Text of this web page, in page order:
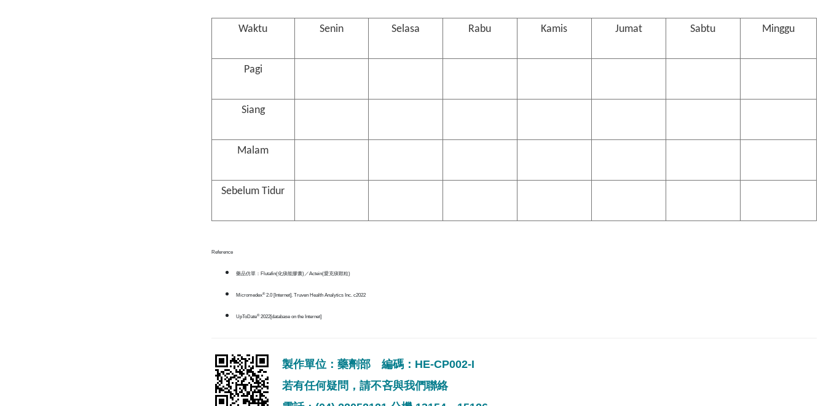
Waktu Senin Selasa Rabu Kamis Jumat Sabtu Minggu
Pagi
Siang
Malam
Sebelum Tidur
Reference
藥品仿單：Flutafin(化痰能膠囊)／Actein(愛克痰顆粒)
Micromedex®2.0 [Internet]. Truven Health Analytics Inc. c2022
UpToDate®2022[database on the Internet]
製作單位：藥劑部 編碼：HE-CP002-I
若有任何疑問，請不吝與我們聯絡